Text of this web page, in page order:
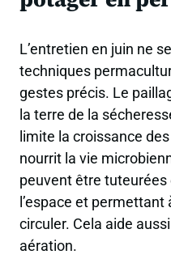
L’entretien en juin ne
techniques
gestes précis. Le
la terre de la
limite la croissance
nourrit la vie
peuvent être
l’espace et
circuler. Cela aide
aération.